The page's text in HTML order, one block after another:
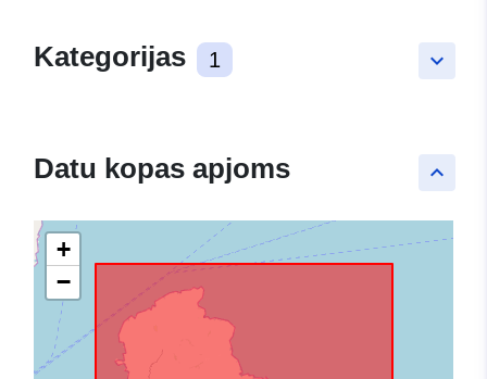
keyboard_arrow_down
Kategorijas 1
keyboard_arrow_up
Datu kopas apjoms
+
−